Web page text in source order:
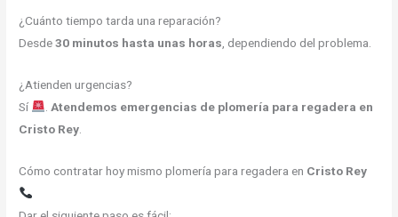
¿Cuánto tiempo tarda una reparación?
Desde30 minutos hasta unas horas , dependiendo del problema.
¿Atienden urgencias?
Sí
Atendemos emergencias de plomería para regadera en
Cristo Rey
Cómo contratar hoy mismo plomería para regadera en Cristo Rey